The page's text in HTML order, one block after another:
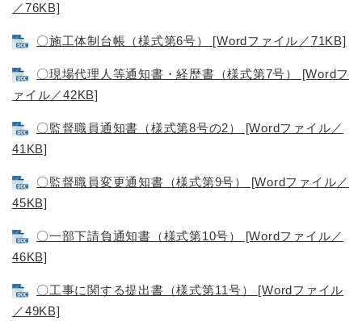
／76KB]
〇施工体制台帳（様式第6号） [Wordファイル／71KB]
〇現場代理人等通知書・経歴書（様式第7号） [Wordフ
ァイル／42KB]
〇監督職員通知書（様式第8号の2） [Wordファイル／
41KB]
〇監督職員変更通知書（様式第9号） [Wordファイル／
45KB]
〇一部下請負通知書（様式第10号） [Wordファイル／
46KB]
〇工事に関する提出書（様式第11号） [Wordファイル
／49KB]